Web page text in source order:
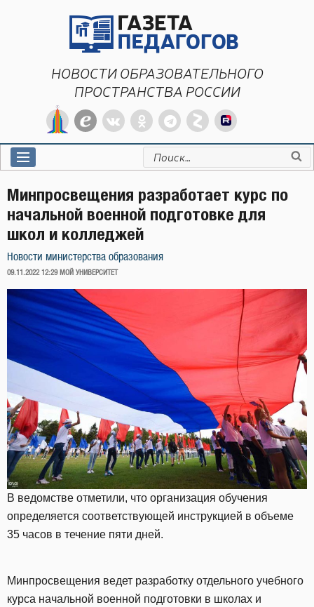
НОВОСТИ ОБРАЗОВАТЕЛЬНОГО
ПРОСТРАНСТВА РОССИИ
Искать:
Минпросвещения разработает курс по
начальной военной подготовке для
школ и колледжей
Новости министерства образования
ОПУБЛИКОВАНО
09.11.2022 12:29 МОЙ УНИВЕРСИТЕТ
В ведомстве отметили, что организация обучения
определяется соответствующей инструкцией в объеме
35 часов в течение пяти дней.
Минпросвещения ведет разработку отдельного учебного
курса начальной военной подготовки в школах и